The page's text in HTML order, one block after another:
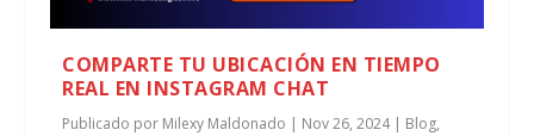
COMPARTE TU UBICACIÓN EN TIEMPO
REAL EN INSTAGRAM CHAT
Publicado por Milexy Maldonado | Nov 26, 2024| Blog,